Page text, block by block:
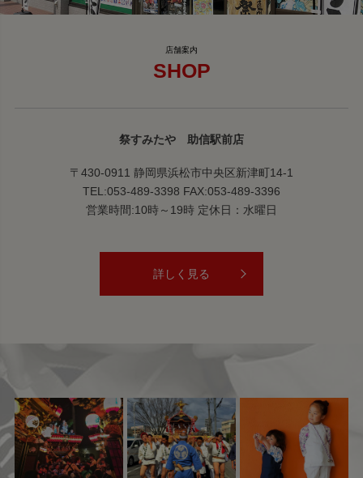
SHOP
祭すみたや 助信駅前店
〒430-0911 静岡県浜松市中央区新津町14-1
TEL:053-489-3398 FAX:053-489-3396
営業時間:10時～19時 定休日：水曜日
詳しく見る